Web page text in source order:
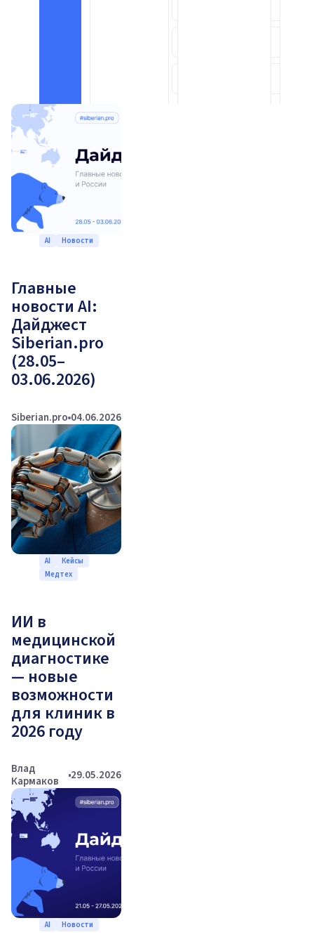
AI Новости
Главные
новости AI:
Дайджест
Siberian.pro
(28.05–
03.06.2026)
Siberian.pro 04.06.2026
AI
Кейсы
Медтех
ИИ в
медицинской
диагностике
— новые
возможности
для клиник в
2026 году
Влад
Кармаков
29.05.2026
AI Новости